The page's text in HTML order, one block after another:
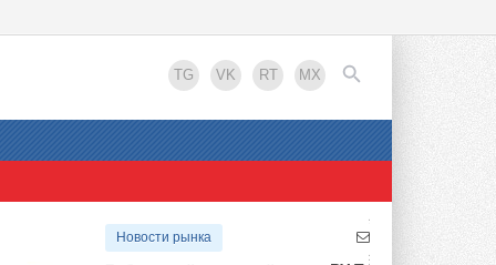
TG VK RT MX
EN
Новости рынка